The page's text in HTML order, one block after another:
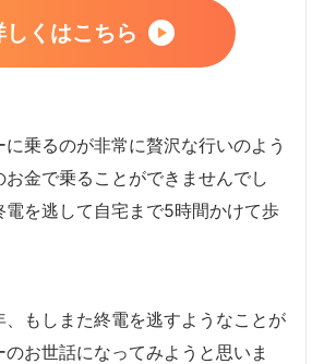
しくはこちら
乗るのが非常に贅沢な行いのよう
金で乗ることができませんでし
電を逃して自宅まで5時間かけて歩
、もしまた終電を逃すようなことが
お世話になってみようと思いま